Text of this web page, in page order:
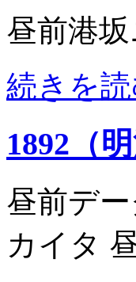
昼前港
続きを
1892（
昼前デ
カイタ